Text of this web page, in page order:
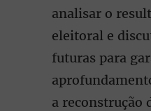
analisar o
eleitoral e
futuras para
a reconstrução